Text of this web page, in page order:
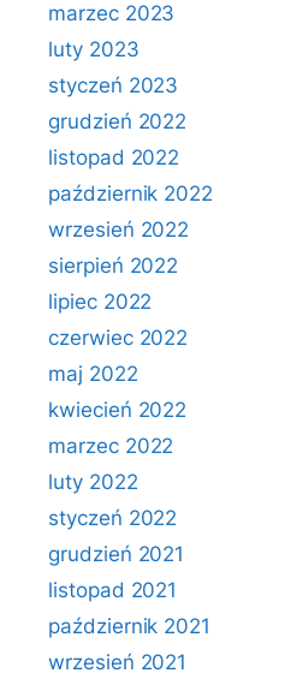
marzec 2023
luty 2023
styczeń 2023
grudzień 2022
listopad 2022
październik 2022
wrzesień 2022
sierpień 2022
lipiec 2022
czerwiec 2022
maj 2022
kwiecień 2022
marzec 2022
luty 2022
styczeń 2022
grudzień 2021
listopad 2021
październik 2021
wrzesień 2021